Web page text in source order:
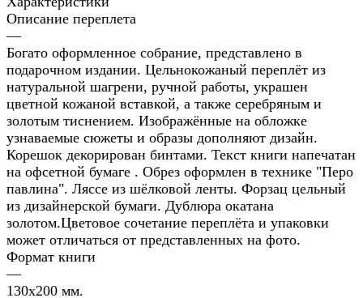
Описание переплета
—
Богато оформленное собрание, представлено в
подарочном издании. Цельнокожаный переплёт из
натуральной шагрени, ручной работы, украшен
цветной кожаной вставкой, а также серебряным и
золотым тиснением. Изображённые на обложке
узнаваемые сюжеты и образы дополняют дизайн.
Корешок декорирован бинтами. Текст книги напечатан
на офсетной бумаге . Обрез оформлен в технике "Перо
павлина". Ляссе из шёлковой ленты. Форзац цельный
из дизайнерской бумаги. Дублюра окатана
золотом.Цветовое сочетание переплёта и упаковки
может отличаться от представленных на фото.
Формат книги
—
130х200 мм.